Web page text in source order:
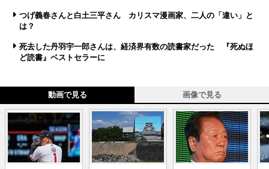
つげ義春さんと白土三平さん カリスマ漫画家、二人の「違い」と
は？
死去した丹羽宇一郎さんは、経済界有数の読書家だった 『死ぬほ
ど読書』ベストセラーに
動画で見る 画像で見る